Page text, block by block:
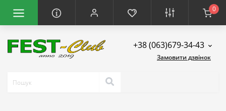
0
+38 (063)679-34-43
Замовити дзвінок